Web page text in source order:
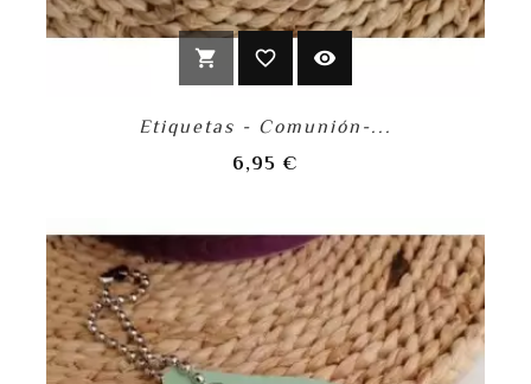
shopping_cart favorite_border visibility
Etiquetas - Comunión-...
6,95 €